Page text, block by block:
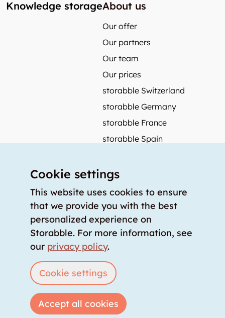
Knowledge storageAbout us
Our offer
Our partners
Our team
Our prices
storabble Switzerland
storabble Germany
storabble France
storabble Spain
Press coverage
How to calculate the size of a storage room?
How much does a storage room cost?
For storage providers
Login List storage room
Copyright © 2026 storabble|privacy policy
Cookie settings
This website uses cookies to ensure
that we provide you with the best
personalized experience on
Storabble. For more information, see
our privacy policy.
Cookie settings
Accept all cookies